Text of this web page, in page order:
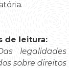
de leitura:
legalidades
sobre direitos